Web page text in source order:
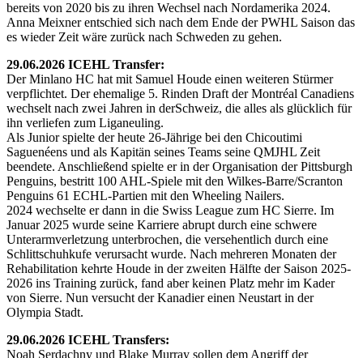
bereits von 2020 bis zu ihren Wechsel nach Nordamerika 2024.
Anna Meixner entschied sich nach dem Ende der PWHL Saison das
es wieder Zeit wäre zurück nach Schweden zu gehen.
29.06.2026 ICEHL Transfer:
Der Minlano HC hat mit Samuel Houde einen weiteren Stürmer
verpflichtet. Der ehemalige 5. Rinden Draft der Montréal Canadiens
wechselt nach zwei Jahren in derSchweiz, die alles als glücklich für
ihn verliefen zum Liganeuling.
Als Junior spielte der heute 26-Jährige bei den Chicoutimi
Saguenéens und als Kapitän seines Teams seine QMJHL Zeit
beendete. Anschließend spielte er in der Organisation der Pittsburgh
Penguins, bestritt 100 AHL-Spiele mit den Wilkes-Barre/Scranton
Penguins 61 ECHL-Partien mit den Wheeling Nailers.
2024 wechselte er dann in die Swiss League zum HC Sierre. Im
Januar 2025 wurde seine Karriere abrupt durch eine schwere
Unterarmverletzung unterbrochen, die versehentlich durch eine
Schlittschuhkufe verursacht wurde. Nach mehreren Monaten der
Rehabilitation kehrte Houde in der zweiten Hälfte der Saison 2025-
2026 ins Training zurück, fand aber keinen Platz mehr im Kader
von Sierre. Nun versucht der Kanadier einen Neustart in der
Olympia Stadt.
29.06.2026 ICEHL Transfers:
Noah Serdachny und Blake Murray sollen dem Angriff der